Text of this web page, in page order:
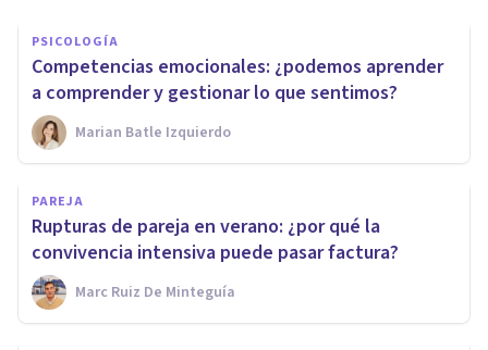
PSICOLOGÍA
Competencias emocionales: ¿podemos aprender
a comprender y gestionar lo que sentimos?
Marian Batle Izquierdo
PAREJA
Rupturas de pareja en verano: ¿por qué la
convivencia intensiva puede pasar factura?
Marc Ruiz De Minteguía